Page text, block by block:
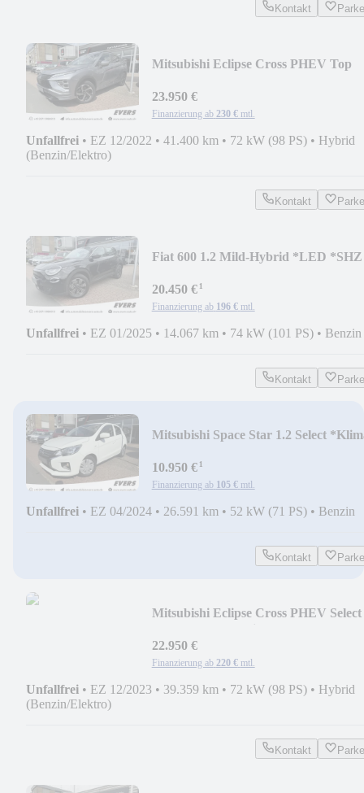
Kontakt
Mitsubishi Eclipse Cross PHEV Top
23.950 €
Finanzierung ab 230 € mtl.
Unfallfrei • EZ 12/2022 • 41.400 km • 72 kW (98 PS) • Hybrid
(Benzin/Elektro)
Kontakt
Fiat 600 1.2 Mild-Hybrid *LED *SHZ
20.450 €¹
Finanzierung ab 196 € mtl.
Unfallfrei • EZ 01/2025 • 14.067 km • 74 kW (101 PS) • Benzin
Kontakt
Mitsubishi Space Star 1.2 Select
10.950 €¹
Finanzierung ab 105 € mtl.
Unfallfrei • EZ 04/2024 • 26.591 km • 52 kW (71 PS) • Benzin
Kontakt
Mitsubishi Eclipse Cross PHEV Select
22.950 €
Finanzierung ab 220 € mtl.
Unfallfrei • EZ 12/2023 • 39.359 km • 72 kW (98 PS) • Hybrid
(Benzin/Elektro)
Kontakt